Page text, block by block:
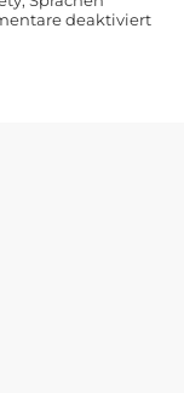
deaktiviertfür